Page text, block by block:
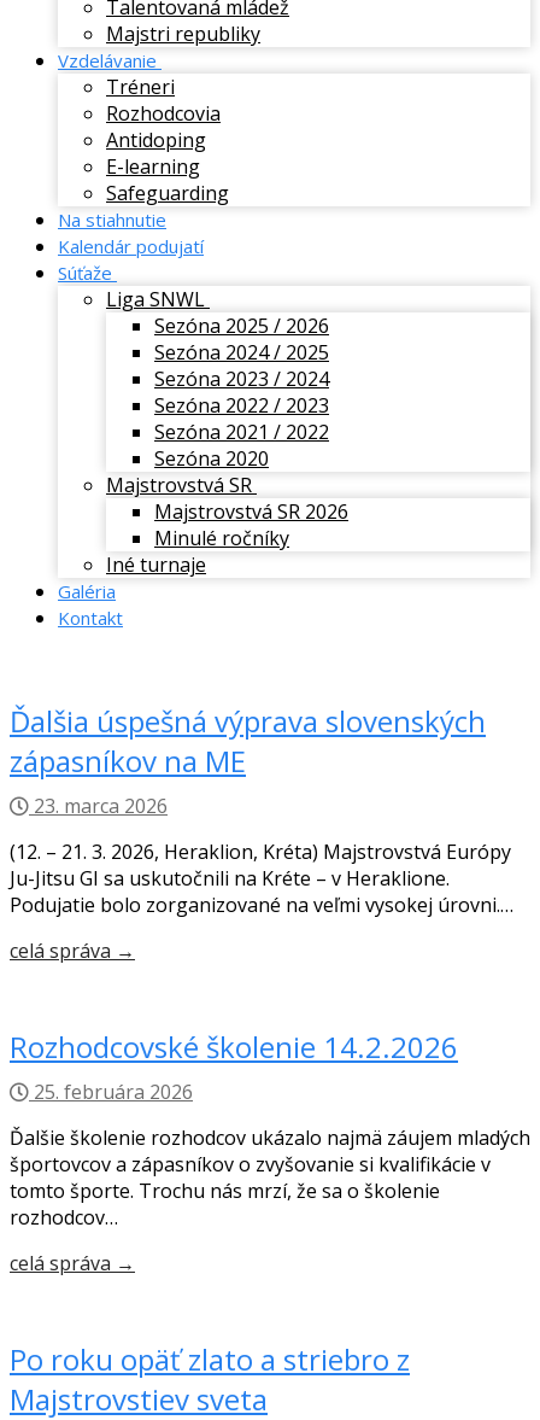
Talentovaná mládež
Majstri republiky
Vzdelávanie
Tréneri
Rozhodcovia
Antidoping
E-learning
Safeguarding
Na stiahnutie
Kalendár podujatí
Súťaže
Liga SNWL
Sezóna 2025 / 2026
Sezóna 2024 / 2025
Sezóna 2023 / 2024
Sezóna 2022 / 2023
Sezóna 2021 / 2022
Sezóna 2020
Majstrovstvá SR
Majstrovstvá SR 2026
Minulé ročníky
Iné turnaje
Galéria
Kontakt
Ďalšia úspešná výprava slovenských
zápasníkov na ME
23. marca 2026
(12. – 21. 3. 2026, Heraklion, Kréta) Majstrovstvá Európy
Ju-Jitsu GI sa uskutočnili na Kréte – v Heraklione.
Podujatie bolo zorganizované na veľmi vysokej úrovni.…
celá správa →
Rozhodcovské školenie 14.2.2026
25. februára 2026
Ďalšie školenie rozhodcov ukázalo najmä záujem mladých
športovcov a zápasníkov o zvyšovanie si kvalifikácie v
tomto športe. Trochu nás mrzí, že sa o školenie
rozhodcov…
celá správa →
Po roku opäť zlato a striebro z
Majstrovstiev sveta